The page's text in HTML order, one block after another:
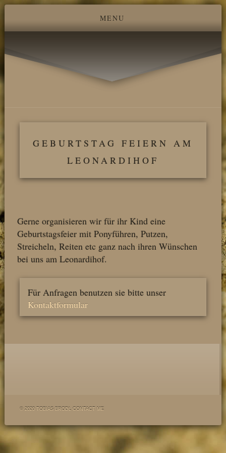
GEBURTSTAG FEIERN AM
LEONARDIHOF
Gerne organisieren wir für ihr Kind eine
Geburtstagsfeier mit Ponyführen, Putzen,
Streicheln, Reiten etc ganz nach ihren Wünschen
bei uns am Leonardihof.
Für Anfragen benutzen sie bitte unser
Kontaktformular
© 2020 TOBIAS BRODL CONTACT ME